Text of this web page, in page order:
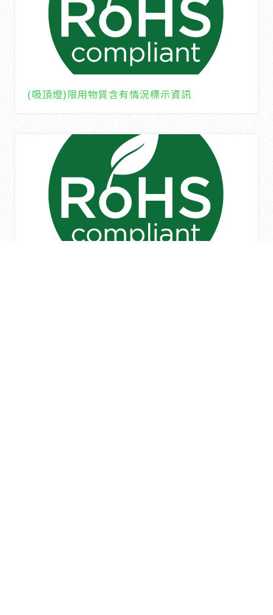
(吸頂燈)限用物質含有情況標示資訊